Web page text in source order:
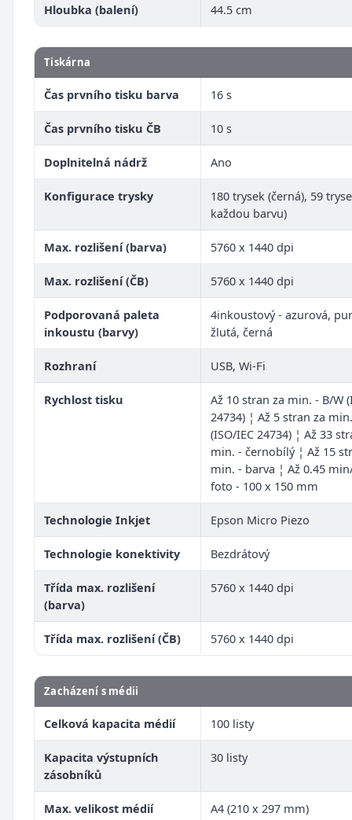
Hloubka (balení) 44.5 cm
Tiskárna
Čas prvního tisku barva 16 s
Čas prvního tisku ČB 10 s
Doplnitelná nádrž Ano
Konfigurace trysky
180 trysek (černá), 59
každou barvu)
Max. rozlišení (barva) 5760 x 1440 dpi
Max. rozlišení (ČB) 5760 x 1440 dpi
Podporovaná paleta
inkoustu (barvy)
4inkoustový - azurová,
žlutá, černá
Rozhraní USB, Wi-Fi
Rychlost tisku
Až 10 stran za min. - B/W
24734) ¦ Až 5 stran za
(ISO/IEC 24734) ¦ Až 33
min. - černobílý ¦ Až 15
min. - barva ¦ Až 0.45
foto - 100 x 150 mm
Technologie Inkjet Epson Micro Piezo
Technologie konektivity Bezdrátový
Třída max. rozlišení
(barva)
5760 x 1440 dpi
Třída max. rozlišení (ČB) 5760 x 1440 dpi
Zacházení s médii
Celková kapacita médií 100 listy
Kapacita výstupních
zásobníků
30 listy
Max. velikost médií A4 (210 x 297 mm)